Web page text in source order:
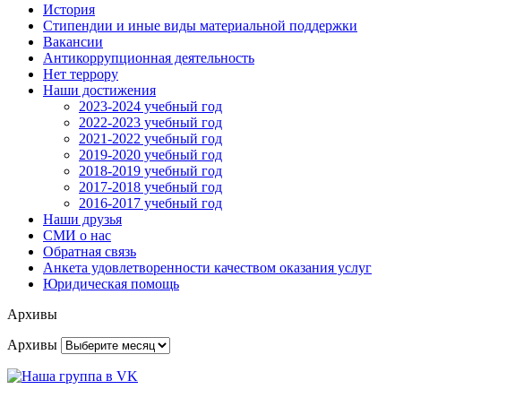
История
Стипендии и иные виды материальной поддержки
Вакансии
Антикоррупционная деятельность
Нет террору
Наши достижения
2023-2024 учебный год
2022-2023 учебный год
2021-2022 учебный год
2019-2020 учебный год
2018-2019 учебный год
2017-2018 учебный год
2016-2017 учебный год
Наши друзья
СМИ о нас
Обратная связь
Анкета удовлетворенности качеством оказания услуг
Юридическая помощь
Архивы
Архивы